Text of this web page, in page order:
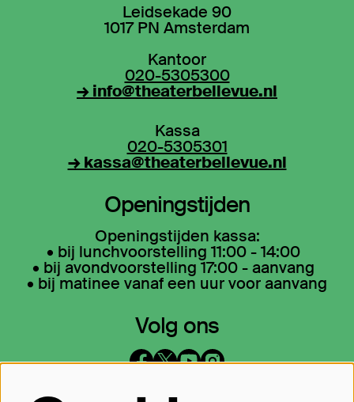
Leidsekade 90
1017 PN Amsterdam
Kantoor
020-5305300
→ info@theaterbellevue.nl
Kassa
020-5305301
→ kassa@theaterbellevue.nl
Openingstijden
Openingstijden kassa:
• bij lunchvoorstelling 11:00 - 14:00
• bij avondvoorstelling 17:00 - aanvang
• bij matinee vanaf een uur voor aanvang
Volg ons